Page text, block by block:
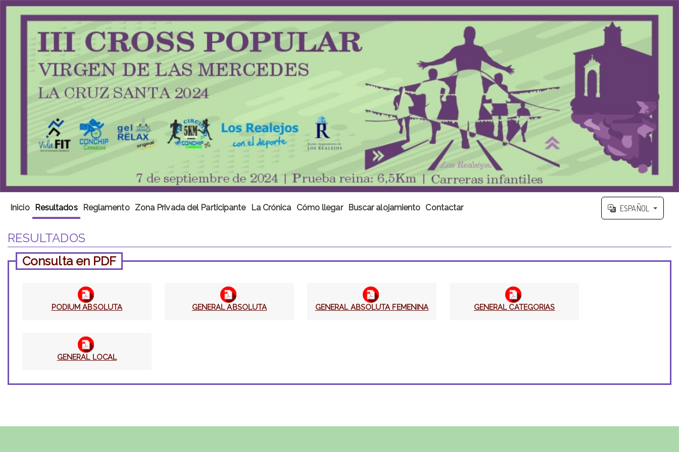
Inicio Resultados Reglamento Zona Privada del Participante La Crónica Cómo llegar Buscar alojamiento Contactar ESPAÑOL
RESULTADOS
Consulta en PDF
PODIUM ABSOLUTA GENERAL ABSOLUTA GENERAL ABSOLUTA FEMENINA GENERAL CATEGORIAS
GENERAL LOCAL